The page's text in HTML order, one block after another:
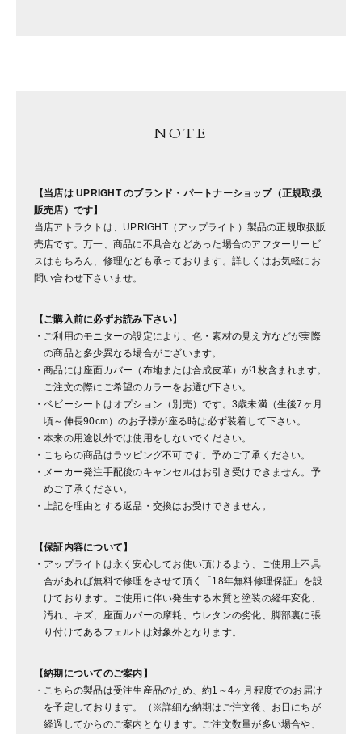
NOTE
【当店は UPRIGHT のブランド・パートナーショップ（正規取扱
販売店）です】
当店アトラクトは、UPRIGHT（アップライト）製品の正規取扱販
売店です。万一、商品に不具合などあった場合のアフターサービ
スはもちろん、修理なども承っております。詳しくはお気軽にお
問い合わせ下さいませ。
【ご購入前に必ずお読み下さい】
ご利用のモニターの設定により、色・素材の見え方などが実際
の商品と多少異なる場合がございます。
商品には座面カバー（布地または合成皮革）が1枚含まれます。
ご注文の際にご希望のカラーをお選び下さい。
ベビーシートはオプション（別売）です。3歳未満（生後7ヶ月
頃～伸長90cm）のお子様が座る時は必ず装着して下さい。
本来の用途以外では使用をしないでください。
こちらの商品はラッピング不可です。予めご了承ください。
メーカー発注手配後のキャンセルはお引き受けできません。予
めご了承ください。
上記を理由とする返品・交換はお受けできません。
【保証内容について】
アップライトは永く安心してお使い頂けるよう、ご使用上不具
合があれば無料で修理をさせて頂く「18年無料修理保証」を設
けております。ご使用に伴い発生する木質と塗装の経年変化、
汚れ、キズ、座面カバーの摩耗、ウレタンの劣化、脚部裏に張
り付けてあるフェルトは対象外となります。
【納期についてのご案内】
こちらの製品は受注生産品のため、約1～4ヶ月程度でのお届け
を予定しております。（※詳細な納期はご注文後、お日にちが
経過してからのご案内となります。ご注文数量が多い場合や、